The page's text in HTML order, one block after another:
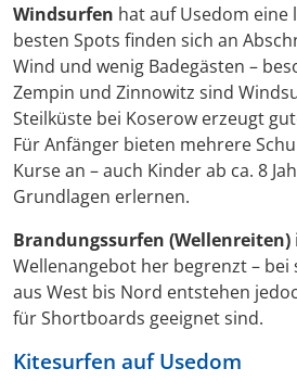
Windsurfen hat auf Usedom eine
besten Spots finden sich an
Wind und wenig Badegästen –
Zempin und Zinnowitz sind
Steilküste bei Koserow erzeugt
Für Anfänger bieten mehrere
Kurse an – auch Kinder ab ca. 8
Grundlagen erlernen.
Brandungssurfen (Wellenreiten)
Wellenangebot her begrenzt –
aus West bis Nord entstehen
für Shortboards geeignet sind.
Kitesurfen auf Usedom